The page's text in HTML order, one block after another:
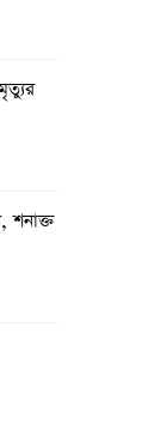
শনাক্ত